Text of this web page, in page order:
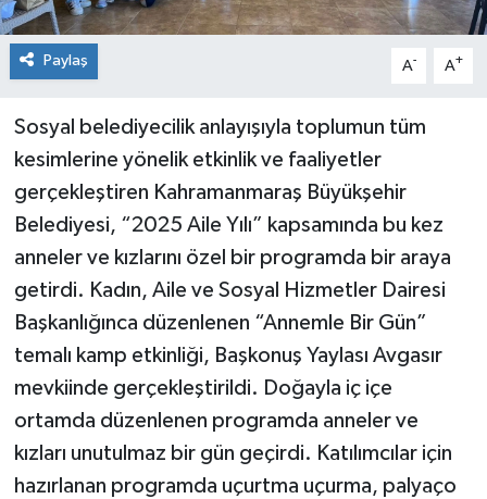
Paylaş A- A+
Sosyal belediyecilik anlayışıyla toplumun tüm
kesimlerine yönelik etkinlik ve faaliyetler
gerçekleştiren Kahramanmaraş Büyükşehir
Belediyesi, “2025 Aile Yılı” kapsamında bu kez
anneler ve kızlarını özel bir programda bir araya
getirdi. Kadın, Aile ve Sosyal Hizmetler Dairesi
Başkanlığınca düzenlenen “Annemle Bir Gün”
temalı kamp etkinliği, Başkonuş Yaylası Avgasır
mevkiinde gerçekleştirildi. Doğayla iç içe
ortamda düzenlenen programda anneler ve
kızları unutulmaz bir gün geçirdi. Katılımcılar için
hazırlanan programda uçurtma uçurma, palyaço